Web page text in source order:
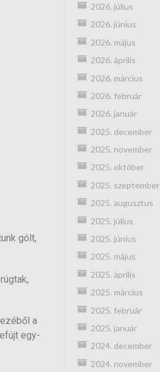
gólt,
a
egy-
2026. július
2026. június
2026. május
2026. április
2026. március
2026. február
2026. január
2025. december
2025. november
2025. október
2025. szeptember
2025. augusztus
2025. július
2025. június
2025. május
2025. április
2025. március
2025. február
2025. január
2024. december
2024. november